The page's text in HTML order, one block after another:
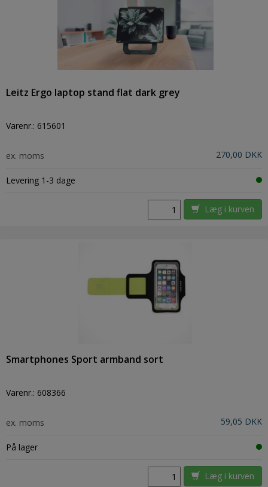
Leitz Ergo laptop stand flat dark grey
Varenr.: 615601
ex. moms 270,00 DKK
Levering 1-3 dage
Læg i kurven
Smartphones Sport armband sort
Varenr.: 608366
ex. moms 59,05 DKK
På lager
Læg i kurven